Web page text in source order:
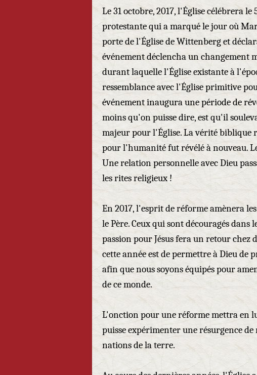
Le 31 octobre, 2017, l'Église célébrera le
protestante qui a marqué le jour où
porte de l'Église de Wittenberg et
événement déclencha un changement
durant laquelle l'Église existante à
ressemblance avec l'Église primitive
événement inaugura une période de
moins qu'on puisse dire, est qu'il
majeur pour l'Église. La vérité
pour l'humanité fut révélé à nouveau.
Une relation personnelle avec Dieu
les rites religieux !
En 2017, l'esprit de réforme amènera
le Père. Ceux qui sont découragés
passion pour Jésus fera un retour chez
cette année est de permettre à Dieu
afin que nous soyons équipés pour
de ce monde.
L'onction pour une réforme mettra en
puisse expérimenter une résurgence
nations de la terre.